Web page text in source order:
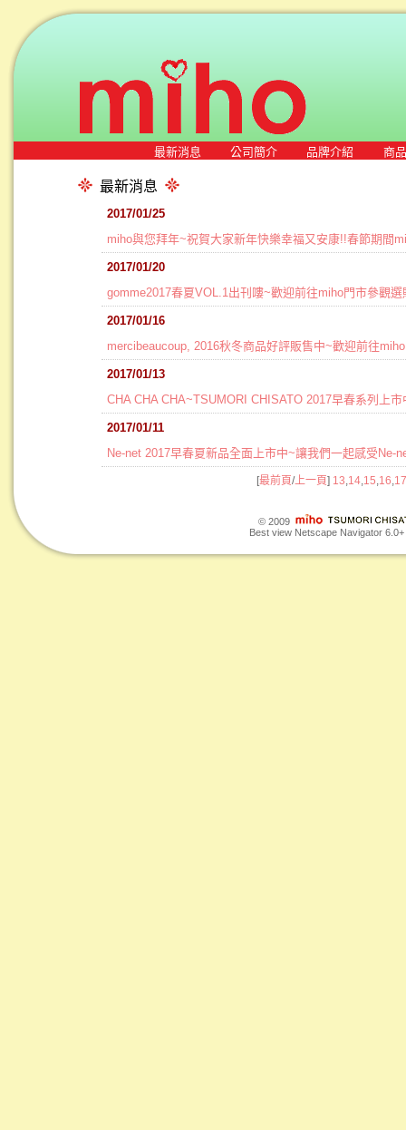
最新消息 公司簡介 品牌介紹 商
最新消息
2017/01/25
miho與您拜年~祝賀大家新年快樂幸福又安康!!春節期間
2017/01/20
gomme2017春夏VOL.1出刊嘍~歡迎前往miho門市參觀選
2017/01/16
mercibeaucoup, 2016秋冬商品好評販售中~歡迎前往
2017/01/13
CHA CHA CHA~TSUMORI CHISATO 2017早春系列上市
2017/01/11
Ne-net 2017早春夏新品全面上市中~讓我們一起感受Ne-
[最前頁/上一頁] 13 14, 15 16 17
© 2009
Best view Netscape Navigator